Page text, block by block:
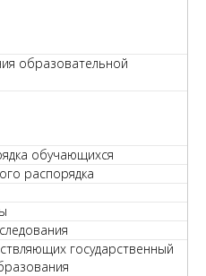
образовательной
обучающихся
распорядка
государственный